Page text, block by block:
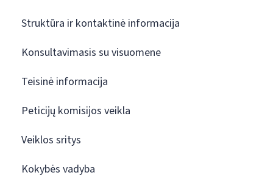
Struktūra ir kontaktinė informacija
Konsultavimasis su visuomene
Teisinė informacija
Peticijų komisijos veikla
Veiklos sritys
Kokybės vadyba